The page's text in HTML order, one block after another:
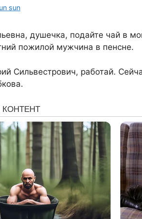
sun
душечка, подайте чай в
пожилой мужчина в пенсне.
Сильвестрович, работай.